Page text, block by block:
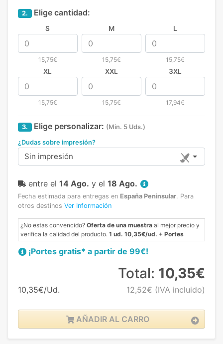
2. Elige cantidad:
S
15,75€
M
15,75€
L
15,75€
XL
15,75€
XXL
15,75€
3XL
17,94€
3. Elige personalizar: (Min. 5 Uds.)
¿Dudas sobre impresión?
Sin impresión
entre el 14 Ago. y el 18 Ago.
Fecha estimada para entregas en España Peninsular. Para
otros destinos Ver Información
¿No estas convencido? Oferta de una muestra al mejor precio y
verifica la calidad del producto. 1 ud. 10,35€/ud. + Portes
¡Portes gratis* a partir de 99€!
10,35€/Ud.
Total: 10,35€
12,52€ (IVA incluido)
AÑADIR AL CARRO